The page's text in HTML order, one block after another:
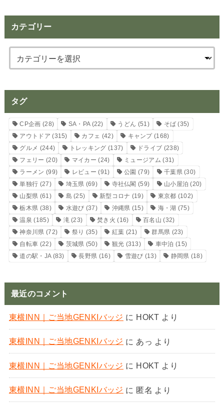
カテゴリー
タグ
CP企画 (28) SA・PA(22) うどん (51) そば (35)
アウトドア (315) カフェ (42) キャンプ(168)
グルメ (244) トレッキング (137) ドライブ (238)
フェリー (20) マイカー (24) ミュージアム (31)
ラーメン (99) レビュー (91) 公園 (79) 千葉県 (30)
単独行 (27) 埼玉県 (69) 寺社仏閣 (59) 山小屋泊 (20)
山梨県 (61) 島 (25) 新型コロナ (19) 東京都 (102)
栃木県 (38) 水遊び (37) 沖縄県 (15) 海・湖 (75)
温泉 (185) 滝 (23) 焚き火 (16) 百名山 (32)
神奈川県 (72) 祭り (35) 紅葉 (21) 群馬県 (23)
自転車 (22) 茨城県 (50) 観光 (313) 車中泊 (15)
道の駅・JA(83) 長野県 (16) 雪遊び (13) 静岡県 (18)
最近のコメント
東横INN｜ご当地GENKIバッジ に HOKT より
東横INN｜ご当地GENKIバッジ に あっ より
東横INN｜ご当地GENKIバッジ に HOKT より
東横INN｜ご当地GENKIバッジ に 匿名 より